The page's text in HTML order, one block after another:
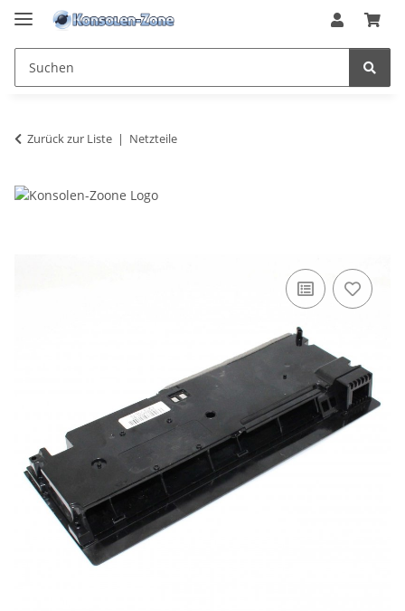
Zurück zur Liste Netzteile